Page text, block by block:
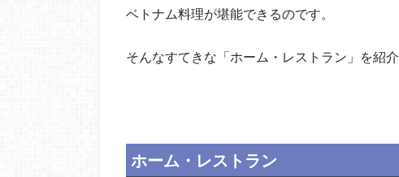
ベトナム料理が堪能できるのです。
そんなすてきな「ホーム・レストラン」を紹介
ホーム・レストラン